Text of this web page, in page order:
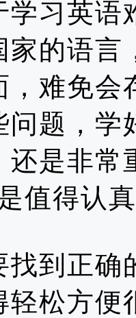
学习英语
家的语言
，难免会
问题，学
还是非常
值得认
找到正确
轻松方便